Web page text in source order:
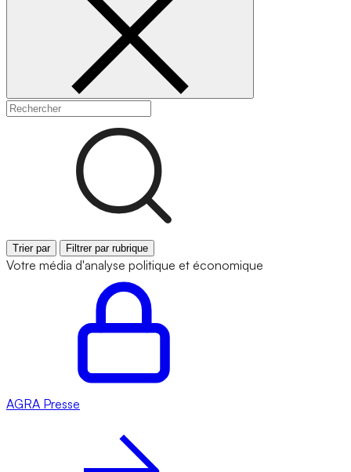
Trier par Filtrer par rubrique
Votre média d'analyse politique et économique
AGRA Presse